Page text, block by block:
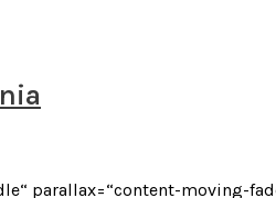
parallax=“content-moving-